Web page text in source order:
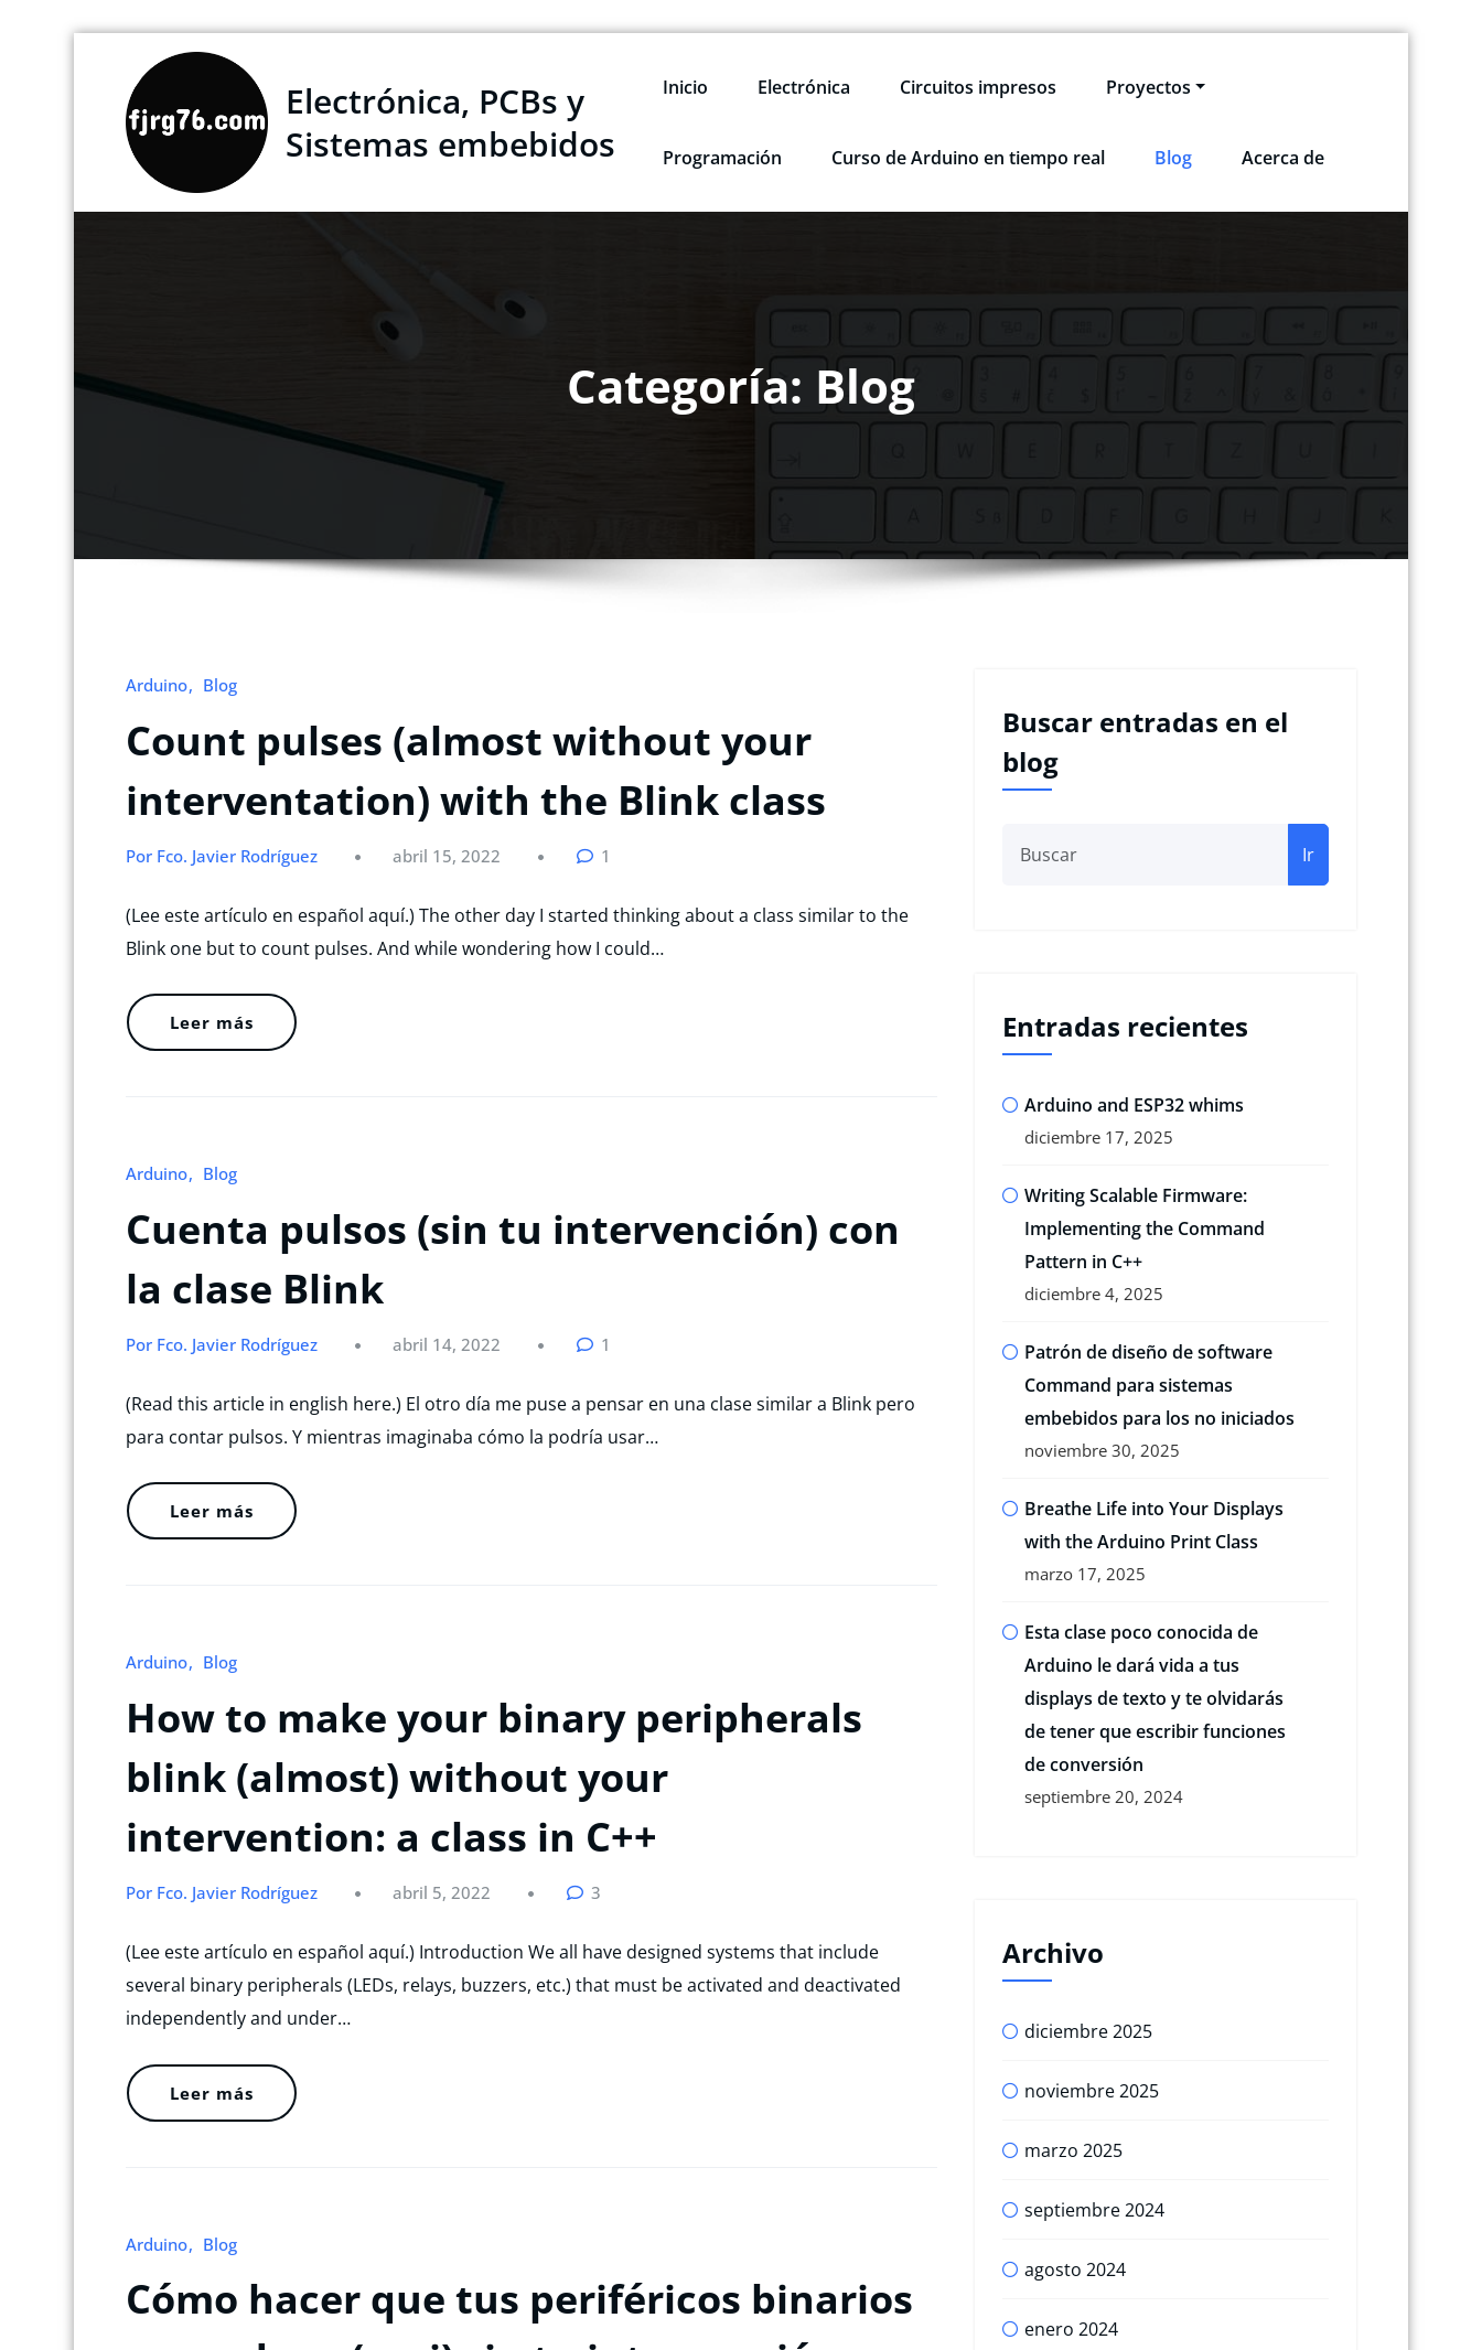
contenido
Electrónica, PCBs y
Sistemas embebidos
Inicio Electrónica Circuitos impresos Proyectos
Programación Curso de Arduino en tiempo real Blog Acerca de
Categoría: Blog
Arduino Blog
Count pulses (almost without your
interventation) with the Blink class
Por Fco. Javier Rodríguez abril 15, 2022 1
(Lee este artículo en español aquí.) The other day I started thinking about a class similar to the
Blink one but to count pulses. And while wondering how I could…
Leer más
Arduino Blog
Cuenta pulsos (sin tu intervención) con
la clase Blink
Por Fco. Javier Rodríguez abril 14, 2022 1
(Read this article in english here.) El otro día me puse a pensar en una clase similar a Blink pero
para contar pulsos. Y mientras imaginaba cómo la podría usar…
Leer más
Arduino Blog
How to make your binary peripherals
blink (almost) without your
intervention: a class in C++
Por Fco. Javier Rodríguez abril 5, 2022 3
(Lee este artículo en español aquí.) Introduction We all have designed systems that include
several binary peripherals (LEDs, relays, buzzers, etc.) that must be activated and deactivated
independently and under…
Leer más
Arduino Blog
Cómo hacer que tus periféricos binarios
Buscar entradas en el
blog
Ir
Entradas recientes
Arduino and ESP32 whims
diciembre 17, 2025
Writing Scalable Firmware:
Implementing the Command
Pattern in C++
diciembre 4, 2025
Patrón de diseño de software
Command para sistemas
embebidos para los no iniciados
noviembre 30, 2025
Breathe Life into Your Displays
with the Arduino Print Class
marzo 17, 2025
Esta clase poco conocida de
Arduino le dará vida a tus
displays de texto y te olvidarás
de tener que escribir funciones
de conversión
septiembre 20, 2024
Archivo
diciembre 2025
noviembre 2025
marzo 2025
septiembre 2024
agosto 2024
enero 2024